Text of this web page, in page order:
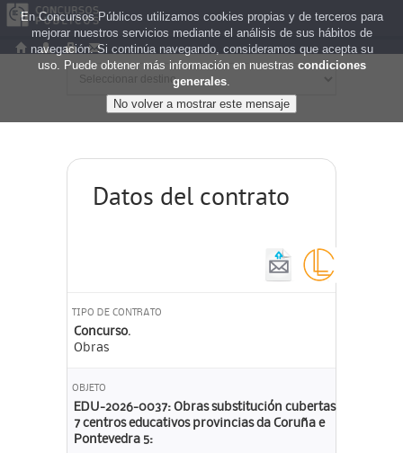
Datos del contrato
TIPO DE CONTRATO
Concurso.
Obras
OBJETO
EDU-2026-0037: Obras substitución cubertas
7 centros educativos provincias da Coruña e
Pontevedra 5:
En Concursos Públicos utilizamos cookies propias y de terceros para
mejorar nuestros servicios mediante el análisis de sus hábitos de
navegación. Si continúa navegando, consideramos que acepta su
uso. Puede obtener más información en nuestras condiciones
generales.